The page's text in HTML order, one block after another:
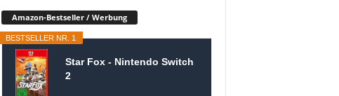
Amazon-Bestseller / Werbung
BESTSELLER NR. 1
Star Fox - Nintendo Switch
2